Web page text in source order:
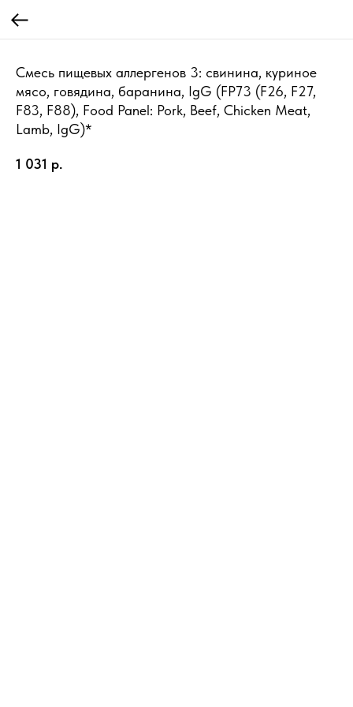
Смесь пищевых аллергенов 3: свинина, куриное
мясо, говядина, баранина, IgG (FP73 (F26, F27,
F83, F88), Food Panel: Pork, Beef, Chicken Meat,
Lamb, IgG)*
1 031 р.